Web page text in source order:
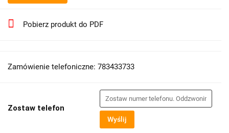
Pobierz produkt do PDF
Zamówienie telefoniczne: 783433733
Zostaw telefon
Wyślij